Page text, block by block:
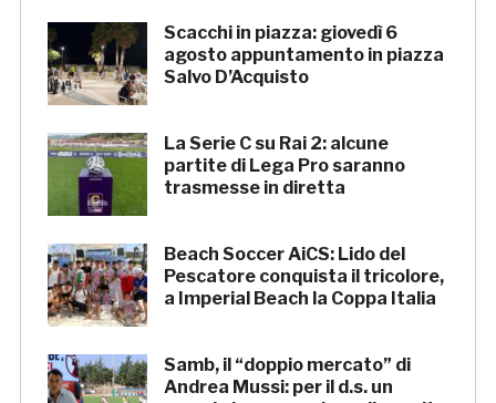
Scacchi in piazza: giovedì 6
agosto appuntamento in piazza
Salvo D’Acquisto
La Serie C su Rai 2: alcune
partite di Lega Pro saranno
trasmesse in diretta
Beach Soccer AiCS: Lido del
Pescatore conquista il tricolore,
a Imperial Beach la Coppa Italia
Samb, il “doppio mercato” di
Andrea Mussi: per il d.s. un